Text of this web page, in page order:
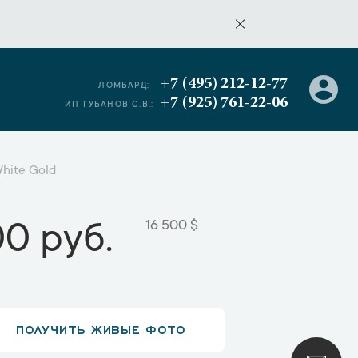
ЛОМБАРД: +7 (495) 212-12-77
ИП ГУБАНОВ С.В.: +7 (925) 761-22-06
Gold
руб. 16 500 $
ПОЛУЧИТЬ ЖИВЫЕ ФОТО